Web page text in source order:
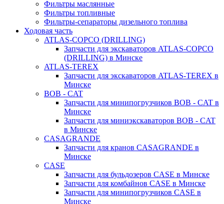
Фильтры маслянные
Фильтры топливные
Фильтры-сепараторы дизельного топлива
Ходовая часть
ATLAS-COPCO (DRILLING)
Запчасти для экскаваторов ATLAS-COPCO
(DRILLING) в Минске
ATLAS-TEREX
Запчасти для экскаваторов ATLAS-TEREX в
Минске
BOB - CAT
Запчасти для минипогрузчиков BOB - CAT в
Минске
Запчасти для миниэкскаваторов BOB - CAT
в Минске
CASAGRANDE
Запчасти для кранов CASAGRANDE в
Минске
CASE
Запчасти для бульдозеров CASE в Минске
Запчасти для комбайнов CASE в Минске
Запчасти для минипогрузчиков CASE в
Минске